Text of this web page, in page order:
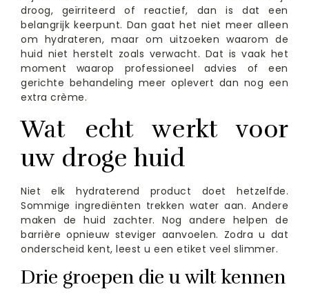
droog, geïrriteerd of reactief, dan is dat een
belangrijk keerpunt. Dan gaat het niet meer alleen
om hydrateren, maar om uitzoeken waarom de
huid niet herstelt zoals verwacht. Dat is vaak het
moment waarop professioneel advies of een
gerichte behandeling meer oplevert dan nog een
extra crème.
Wat echt werkt voor
uw droge huid
Niet elk hydraterend product doet hetzelfde.
Sommige ingrediënten trekken water aan. Andere
maken de huid zachter. Nog andere helpen de
barrière opnieuw steviger aanvoelen. Zodra u dat
onderscheid kent, leest u een etiket veel slimmer.
Drie groepen die u wilt kennen